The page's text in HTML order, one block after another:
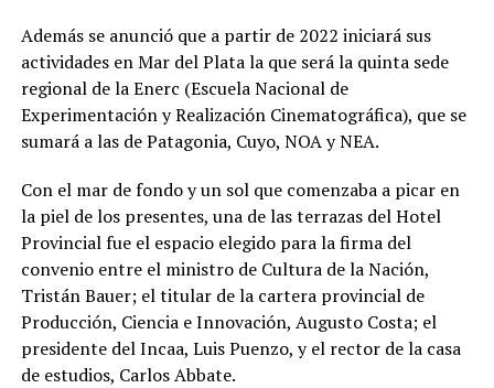
Además se anunció que a partir de 2022 iniciará sus
actividades en Mar del Plata la que será la quinta sede
regional de la Enerc (Escuela Nacional de
Experimentación y Realización Cinematográfica), que se
sumará a las de Patagonia, Cuyo, NOA y NEA.
Con el mar de fondo y un sol que comenzaba a picar en
la piel de los presentes, una de las terrazas del Hotel
Provincial fue el espacio elegido para la firma del
convenio entre el ministro de Cultura de la Nación,
Tristán Bauer; el titular de la cartera provincial de
Producción, Ciencia e Innovación, Augusto Costa; el
presidente del Incaa, Luis Puenzo, y el rector de la casa
de estudios, Carlos Abbate.